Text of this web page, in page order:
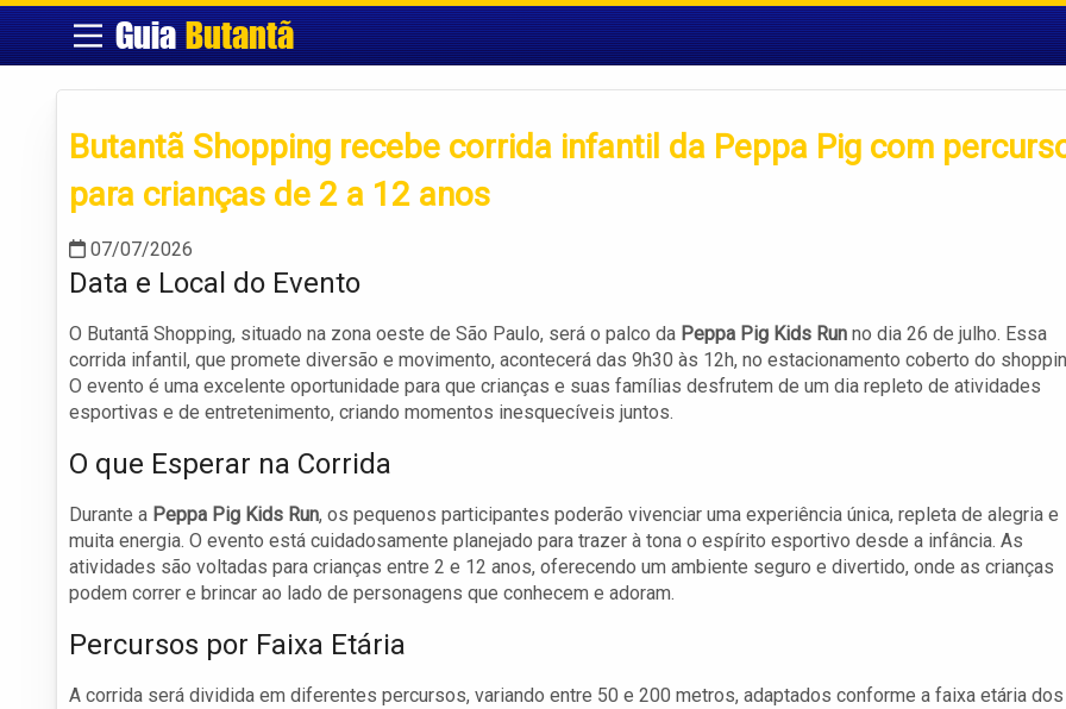
GuiaButantã
Butantã Shopping recebe corrida infantil da Peppa Pig com
para crianças de 2 a 12 anos
07/07/2026
Data e Local do Evento
O Butantã Shopping, situado na zona oeste de São Paulo, será o palco da Peppa Pig Kids Run no dia 26 de julho. Essa
corrida infantil, que promete diversão e movimento, acontecerá das 9h30 às 12h, no estacionamento coberto do
O evento é uma excelente oportunidade para que crianças e suas famílias desfrutem de um dia repleto de atividades
esportivas e de entretenimento, criando momentos inesquecíveis juntos.
O que Esperar na Corrida
Durante a Peppa Pig Kids Run, os pequenos participantes poderão vivenciar uma experiência única, repleta de alegria e
muita energia. O evento está cuidadosamente planejado para trazer à tona o espírito esportivo desde a infância. As
atividades são voltadas para crianças entre 2 e 12 anos, oferecendo um ambiente seguro e divertido, onde as crianças
podem correr e brincar ao lado de personagens que conhecem e adoram.
Percursos por Faixa Etária
A corrida será dividida em diferentes percursos, variando entre 50 e 200 metros, adaptados conforme a faixa etária dos